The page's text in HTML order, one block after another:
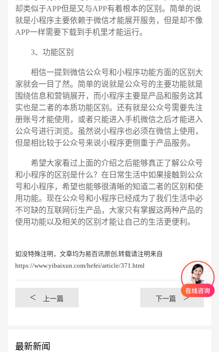
却类似于APP但是又与APP有着根本的区别。简单的说
就是小程序主要依赖于微信才能展开服务，但是却不像
APP一样需要下载到手机里才能运行。
3、功能区别
相信一提到微信公众号和小程序功能方面的区别大
家就会一目了然。简单的说就是公众号的主要功能就是
围绕信息和营销展开，而小程序主要是产品和服务这其
实也是二者的本质功能区别。还有就是公众号需要先注
册账号才能使用，或者只能进入手机微信之后才能进入
公众号进行浏览。虽然说小程序也必须在微信上使用，
但是相比较于公众号来说小程序更侧重于产品服务。
希望大家看过上面的介绍之后能够真正了解公众号
和小程序的区别是什么？在日常生活中如果接触到公众
号和小程序，希望也能够很清晰的知道二者的区别和使
用功能。现在公众号和小程序已经成为了我们生活中必
不可缺的互联网衍生产品，大家只有掌握这两种产品的
使用功能以及相关的区别才能让自己的生活更便利。
如没特殊注明，文章均为易百讯原创,转载请注明来自
https://www.yibaixun.com/hefei/article/371.html
< 上一篇 下一篇 >
最新新闻